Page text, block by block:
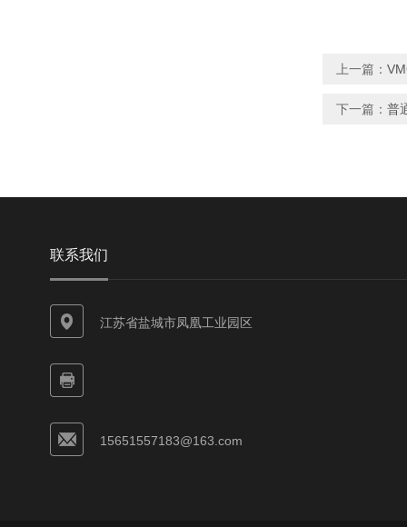
上一篇：
下一篇： 普
联系我们
江苏省盐城市凤凰工业园区
15651557183@163.com